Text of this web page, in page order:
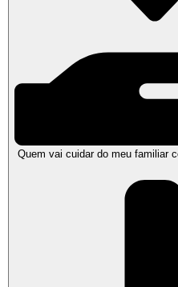
Quem vai cuidar do meu familiar